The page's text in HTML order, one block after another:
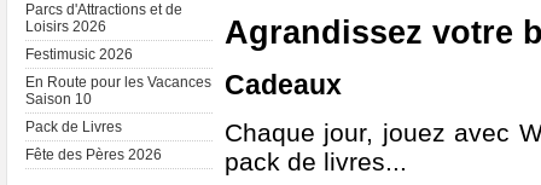
Agrandissez votre
Cadeaux
Chaque jour, jouez avec
pack de livres...
Parcs d'Attractions et de
Loisirs 2026
Festimusic 2026
En Route pour les Vacances
Saison 10
Pack de Livres
Fête des Pères 2026